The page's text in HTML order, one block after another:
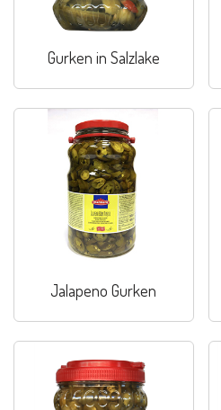
Gurken in Salzlake
Jalapeno Gurken